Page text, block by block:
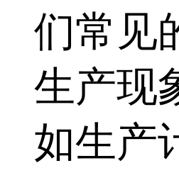
们常见
生产现
如生产